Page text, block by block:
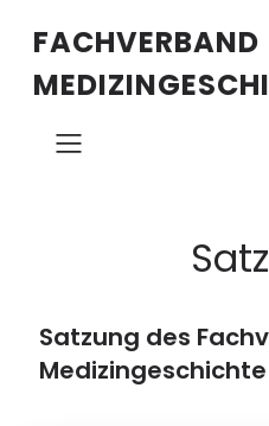
FACHVERBAND
Satzung des
Medizingeschichte